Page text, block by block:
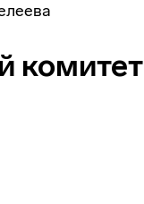
комитет